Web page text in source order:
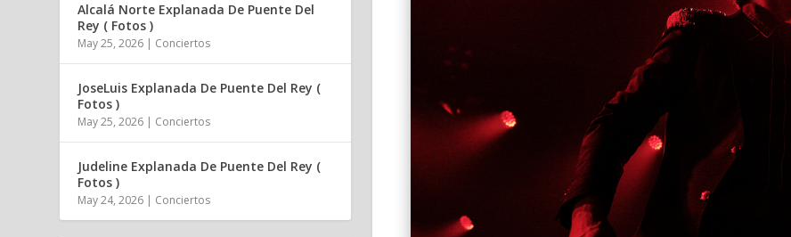
Alcalá Norte Explanada De Puente Del
Rey ( Fotos )
May 25, 2026 | Conciertos
JoseLuis Explanada De Puente Del Rey (
Fotos )
May 25, 2026 | Conciertos
Judeline Explanada De Puente Del Rey (
Fotos )
May 24, 2026 | Conciertos